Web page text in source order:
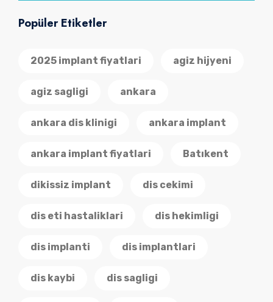
Popüler Etiketler
2025 implant fiyatlari agiz hijyeni
agiz sagligi ankara
ankara dis klinigi ankara implant
ankara implant fiyatlari Batıkent
dikissiz implant dis cekimi
dis eti hastaliklari dis hekimligi
dis implanti dis implantlari
dis kaybi dis sagligi